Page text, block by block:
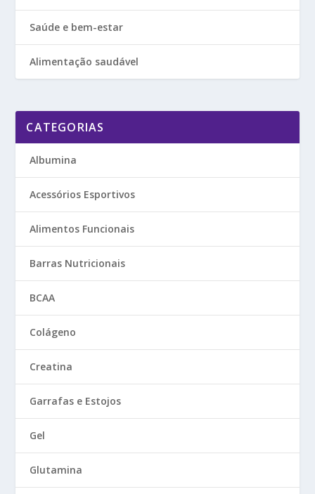
Saúde e bem-estar
Alimentação saudável
CATEGORIAS
Albumina
Acessórios Esportivos
Alimentos Funcionais
Barras Nutricionais
BCAA
Colágeno
Creatina
Garrafas e Estojos
Gel
Glutamina